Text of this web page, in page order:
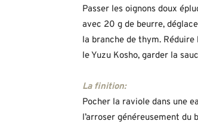
Passer les oignons doux
avec 20 g de beurre,
la branche de thym.
le Yuzu Kosho, garder la
La finition:
Pocher la raviole dans une
l’arroser généreusement du